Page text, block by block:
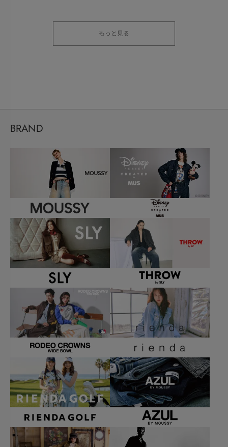
もっと見る
BRAND